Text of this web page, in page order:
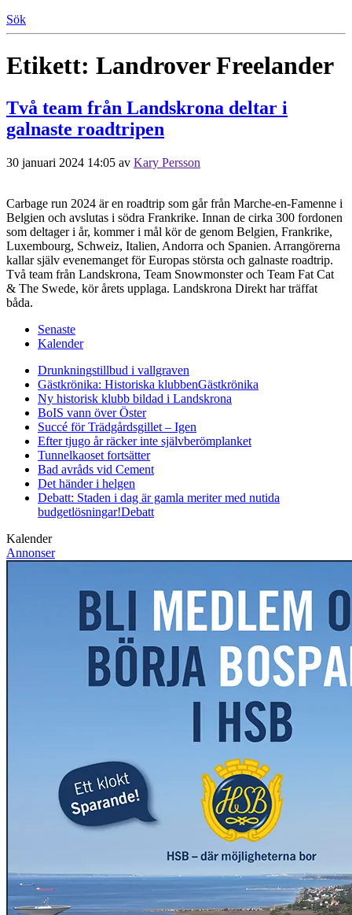
Sök
Etikett: Landrover Freelander
Två team från Landskrona deltar i
galnaste roadtripen
30 januari 2024 14:05 av Kary Persson
Carbage run 2024 är en roadtrip som går från Marche-en-Famenne i
Belgien och avslutas i södra Frankrike. Innan de cirka 300 fordonen
som deltager i år, kommer i mål kör de genom Belgien, Frankrike,
Luxembourg, Schweiz, Italien, Andorra och Spanien. Arrangörerna
kallar själv evenemanget för Europas största och galnaste roadtrip.
Två team från Landskrona, Team Snowmonster och Team Fat Cat
& The Swede, kör årets upplaga. Landskrona Direkt har träffat
båda.
Senaste
Kalender
Drunkningstillbud i vallgraven
Gästkrönika: Historiska klubbenGästkrönika
Ny historisk klubb bildad i Landskrona
BoIS vann över Öster
Succé för Trädgårdsgillet – Igen
Efter tjugo år räcker inte självberömplanket
Tunnelkaoset fortsätter
Bad avråds vid Cement
Det händer i helgen
Debatt: Staden i dag är gamla meriter med nutida
budgetlösningar!Debatt
Kalender
Annonser